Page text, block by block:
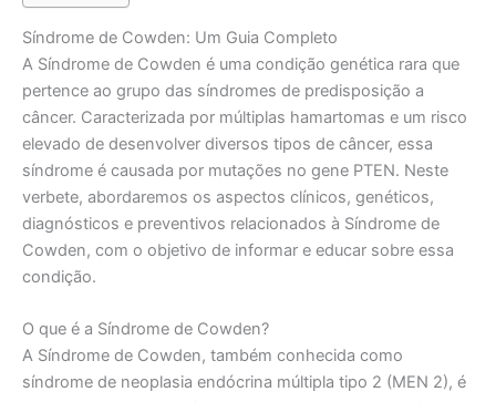
Síndrome de Cowden: Um Guia Completo
A Síndrome de Cowden é uma condição genética rara que
pertence ao grupo das síndromes de predisposição a
câncer. Caracterizada por múltiplas hamartomas e um risco
elevado de desenvolver diversos tipos de câncer, essa
síndrome é causada por mutações no gene PTEN. Neste
verbete, abordaremos os aspectos clínicos, genéticos,
diagnósticos e preventivos relacionados à Síndrome de
Cowden, com o objetivo de informar e educar sobre essa
condição.
O que é a Síndrome de Cowden?
A Síndrome de Cowden, também conhecida como
síndrome de neoplasia endócrina múltipla tipo 2 (MEN 2), é